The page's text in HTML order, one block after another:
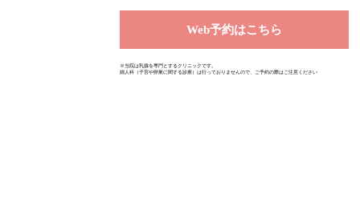
Web予約はこちら
※当院は乳腺を専門とするクリニックです。
婦人科（子宮や卵巣に関する診療）は行っておりませんので、ご予約の際はご注意ください